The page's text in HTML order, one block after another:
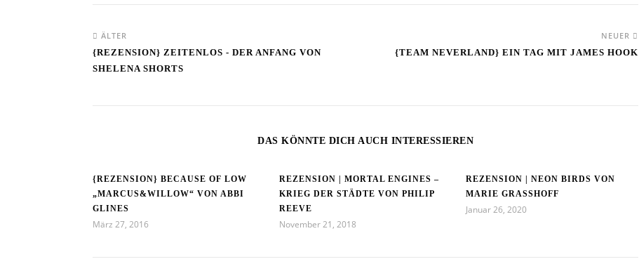
ÄLTER
{REZENSION} ZEITENLOS - DER ANFANG VON
SHELENA SHORTS
NEUER
{TEAM NEVERLAND} EIN TAG MIT JAMES HOOK
DAS KÖNNTE DICH AUCH INTERESSIEREN
{REZENSION} BECAUSE OF LOW
„MARCUS&WILLOW“ VON ABBI
GLINES
März 27, 2016
REZENSION | MORTAL ENGINES –
KRIEG DER STÄDTE VON PHILIP
REEVE
November 21, 2018
REZENSION | NEON BIRDS VON
MARIE GRASSHOFF
Januar 26, 2020